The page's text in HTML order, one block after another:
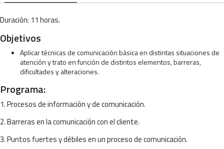
Duración: 11 horas.
Objetivos
Aplicar técnicas de comunicación básica en distintas situaciones de
atención y trato en función de distintos elementos, barreras,
dificultades y alteraciones.
Programa:
1. Procesos de información y de comunicación.
2. Barreras en la comunicación con el cliente.
3. Puntos fuertes y débiles en un proceso de comunicación.